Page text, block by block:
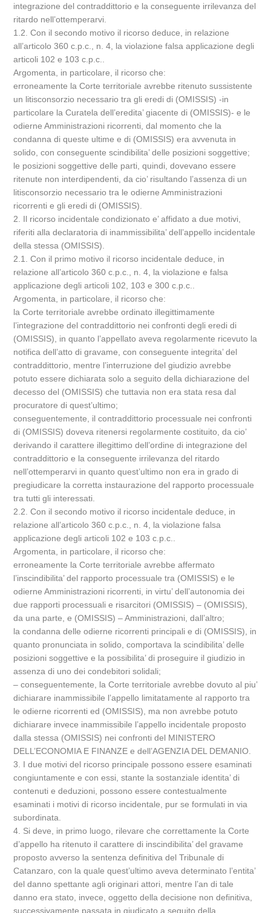
integrazione del contraddittorio e la conseguente irrilevanza del
ritardo nell’ottemperarvi.
1.2. Con il secondo motivo il ricorso deduce, in relazione
all’articolo 360 c.p.c., n. 4, la violazione falsa applicazione degli
articoli 102 e 103 c.p.c..
Argomenta, in particolare, il ricorso che:
erroneamente la Corte territoriale avrebbe ritenuto sussistente
un litisconsorzio necessario tra gli eredi di (OMISSIS) -in
particolare la Curatela dell’eredita’ giacente di (OMISSIS)- e le
odierne Amministrazioni ricorrenti, dal momento che la
condanna di queste ultime e di (OMISSIS) era avvenuta in
solido, con conseguente scindibilita’ delle posizioni soggettive;
le posizioni soggettive delle parti, quindi, dovevano essere
ritenute non interdipendenti, da cio’ risultando l’assenza di un
litisconsorzio necessario tra le odierne Amministrazioni
ricorrenti e gli eredi di (OMISSIS).
2. Il ricorso incidentale condizionato e’ affidato a due motivi,
riferiti alla declaratoria di inammissibilita’ dell’appello incidentale
della stessa (OMISSIS).
2.1. Con il primo motivo il ricorso incidentale deduce, in
relazione all’articolo 360 c.p.c., n. 4, la violazione e falsa
applicazione degli articoli 102, 103 e 300 c.p.c..
Argomenta, in particolare, il ricorso che:
la Corte territoriale avrebbe ordinato illegittimamente
l’integrazione del contraddittorio nei confronti degli eredi di
(OMISSIS), in quanto l’appellato aveva regolarmente ricevuto la
notifica dell’atto di gravame, con conseguente integrita’ del
contraddittorio, mentre l’interruzione del giudizio avrebbe
potuto essere dichiarata solo a seguito della dichiarazione del
decesso del (OMISSIS) che tuttavia non era stata resa dal
procuratore di quest’ultimo;
conseguentemente, il contraddittorio processuale nei confronti
di (OMISSIS) doveva ritenersi regolarmente costituito, da cio’
derivando il carattere illegittimo dell’ordine di integrazione del
contraddittorio e la conseguente irrilevanza del ritardo
nell’ottemperarvi in quanto quest’ultimo non era in grado di
pregiudicare la corretta instaurazione del rapporto processuale
tra tutti gli interessati.
2.2. Con il secondo motivo il ricorso incidentale deduce, in
relazione all’articolo 360 c.p.c., n. 4, la violazione falsa
applicazione degli articoli 102 e 103 c.p.c..
Argomenta, in particolare, il ricorso che:
erroneamente la Corte territoriale avrebbe affermato
l’inscindibilita’ del rapporto processuale tra (OMISSIS) e le
odierne Amministrazioni ricorrenti, in virtu’ dell’autonomia dei
due rapporti processuali e risarcitori (OMISSIS) – (OMISSIS),
da una parte, e (OMISSIS) – Amministrazioni, dall’altro;
la condanna delle odierne ricorrenti principali e di (OMISSIS), in
quanto pronunciata in solido, comportava la scindibilita’ delle
posizioni soggettive e la possibilita’ di proseguire il giudizio in
assenza di uno dei condebitori solidali;
– conseguentemente, la Corte territoriale avrebbe dovuto al piu’
dichiarare inammissibile l’appello limitatamente al rapporto tra
le odierne ricorrenti ed (OMISSIS), ma non avrebbe potuto
dichiarare invece inammissibile l’appello incidentale proposto
dalla stessa (OMISSIS) nei confronti del MINISTERO
DELL’ECONOMIA E FINANZE e dell’AGENZIA DEL DEMANIO.
3. I due motivi del ricorso principale possono essere esaminati
congiuntamente e con essi, stante la sostanziale identita’ di
contenuti e deduzioni, possono essere contestualmente
esaminati i motivi di ricorso incidentale, pur se formulati in via
subordinata.
4. Si deve, in primo luogo, rilevare che correttamente la Corte
d’appello ha ritenuto il carattere di inscindibilita’ del gravame
proposto avverso la sentenza definitiva del Tribunale di
Catanzaro, con la quale quest’ultimo aveva determinato l’entita’
del danno spettante agli originari attori, mentre l’an di tale
danno era stato, invece, oggetto della decisione non definitiva,
successivamente passata in giudicato a seguito della